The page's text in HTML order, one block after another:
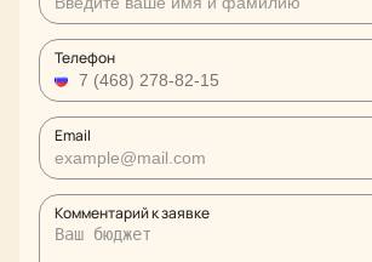
Телефон
Email
Комментарий к заявке